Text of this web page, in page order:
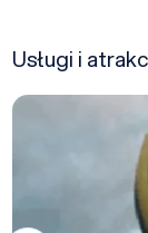
Usługi i